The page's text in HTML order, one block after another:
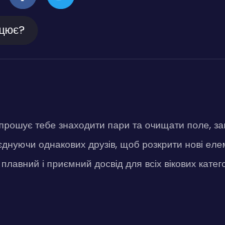
тебе знаходити пари та очищати поле,
однакових друзів, щоб розкрити нові
і приємний досвід для всіх вікових